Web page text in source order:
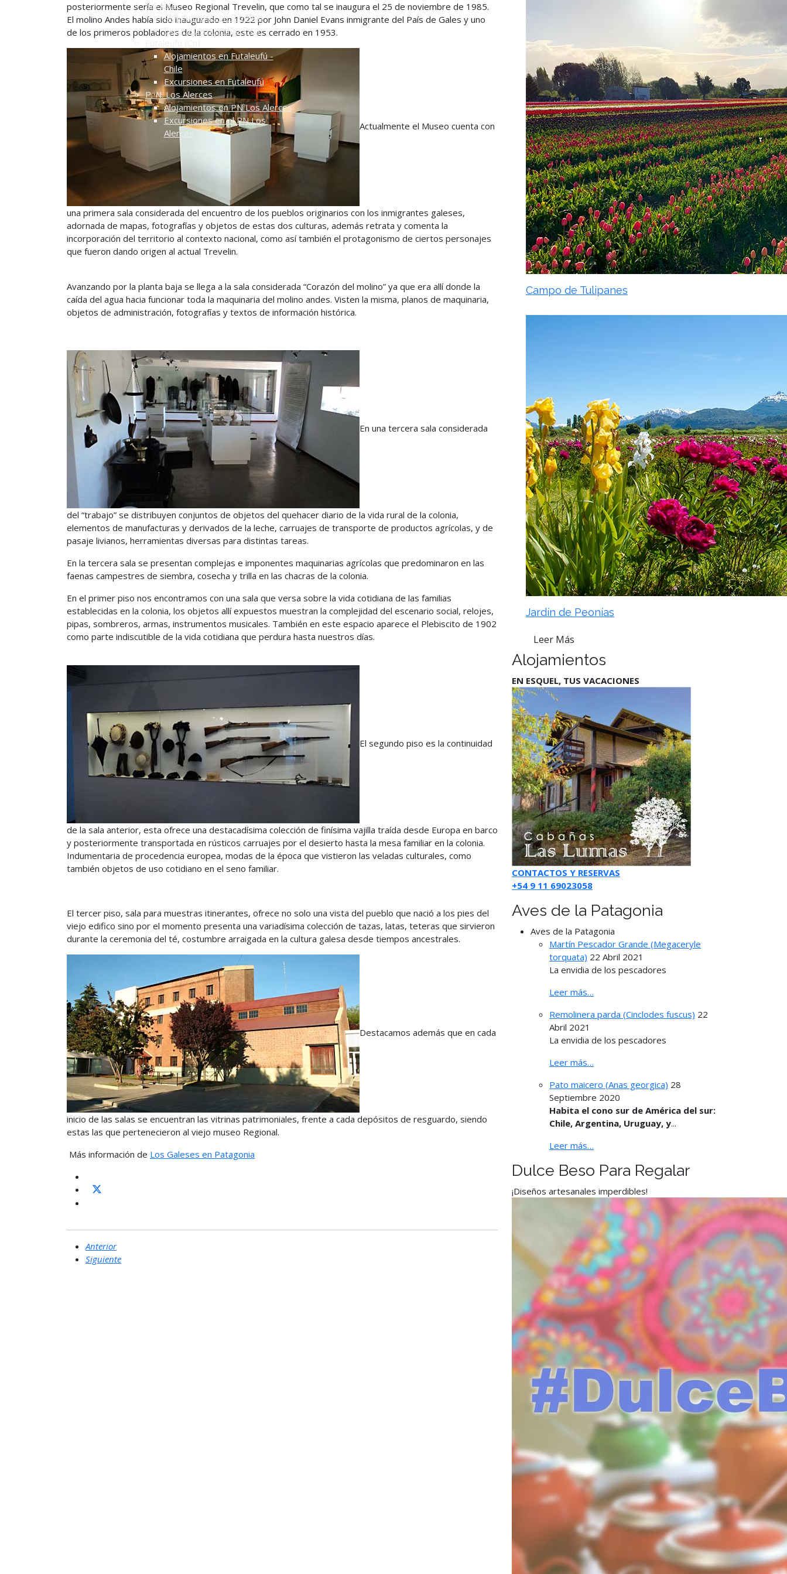
Río Pico
Alojamientos en Río Pico
Excursiones en Río Pico
Alojamientos en Futaleufú -
Chile
Excursiones en Futaleufú
P. N. Los Alerces
Alojamientos en PN Los Alerces
Excursiones en el PN Los
Alerces
posteriormente sería el Museo Regional Trevelin, que como tal se inaugura el 25 de noviembre de 1985.
El molino Andes había sido inaugurado en 1922 por John Daniel Evans inmigrante del País de Gales y uno
de los primeros pobladores de la colonia, este es cerrado en 1953.
Actualmente el Museo cuenta con
una primera sala considerada del encuentro de los pueblos originarios con los inmigrantes galeses,
adornada de mapas, fotografías y objetos de estas dos culturas, además retrata y comenta la
incorporación del territorio al contexto nacional, como así también el protagonismo de ciertos personajes
que fueron dando origen al actual Trevelin.
Avanzando por la planta baja se llega a la sala considerada “Corazón del molino” ya que era allí donde la
caída del agua hacia funcionar toda la maquinaria del molino andes. Visten la misma, planos de maquinaria,
objetos de administración, fotografías y textos de información histórica.
En una tercera sala considerada
del “trabajo” se distribuyen conjuntos de objetos del quehacer diario de la vida rural de la colonia,
elementos de manufacturas y derivados de la leche, carruajes de transporte de productos agrícolas, y de
pasaje livianos, herramientas diversas para distintas tareas.
En la tercera sala se presentan complejas e imponentes maquinarias agrícolas que predominaron en las
faenas campestres de siembra, cosecha y trilla en las chacras de la colonia.
En el primer piso nos encontramos con una sala que versa sobre la vida cotidiana de las familias
establecidas en la colonia, los objetos allí expuestos muestran la complejidad del escenario social, relojes,
pipas, sombreros, armas, instrumentos musicales. También en este espacio aparece el Plebiscito de 1902
como parte indiscutible de la vida cotidiana que perdura hasta nuestros días.
El segundo piso es la continuidad
de la sala anterior, esta ofrece una destacadísima colección de finísima vajilla traída desde Europa en barco
y posteriormente transportada en rústicos carruajes por el desierto hasta la mesa familiar en la colonia.
Indumentaria de procedencia europea, modas de la época que vistieron las veladas culturales, como
también objetos de uso cotidiano en el seno familiar.
El tercer piso, sala para muestras itinerantes, ofrece no solo una vista del pueblo que nació a los pies del
viejo edifico sino por el momento presenta una variadísima colección de tazas, latas, teteras que sirvieron
durante la ceremonia del té, costumbre arraigada en la cultura galesa desde tiempos ancestrales.
Destacamos además que en cada
inicio de las salas se encuentran las vitrinas patrimoniales, frente a cada depósitos de resguardo, siendo
estas las que pertenecieron al viejo museo Regional.
Más información de Los Galeses en Patagonia
Anterior
Siguiente
Campo de Tulipanes
Jardín de Peonías
Leer Más
Alojamientos
EN ESQUEL, TUS VACACIONES
CONTACTOS Y RESERVAS
+54 9 11 69023058
Aves de la Patagonia
Aves de la Patagonia
Martín Pescador Grande (Megaceryle
torquata) 22 Abril 2021
La envidia de los pescadores
Leer más…
Remolinera parda (Cinclodes fuscus) 22
Abril 2021
La envidia de los pescadores
Leer más…
Pato maicero (Anas georgica) 28
Septiembre 2020
Habita el cono sur de América del sur:
Chile, Argentina, Uruguay, y...
Leer más…
Dulce Beso Para Regalar
¡Diseños artesanales imperdibles!